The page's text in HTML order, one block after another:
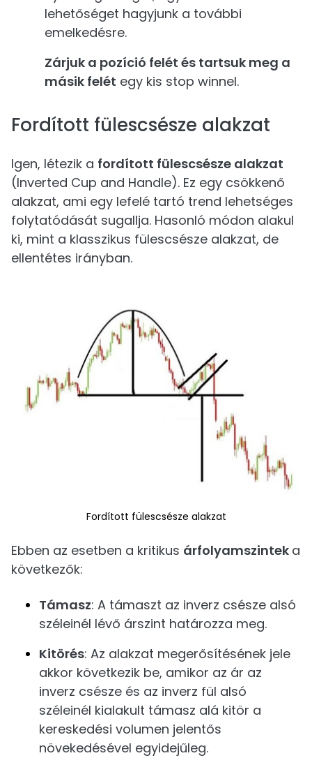
lehetőséget hagyjunk a további
emelkedésre.
Zárjuk a pozíció felét és tartsuk meg a
másik felét egy kis stop winnel.
Fordított fülescsésze alakzat
Igen, létezik a fordított fülescsésze alakzat
(Inverted Cup and Handle). Ez egy csökkenő
alakzat, ami egy lefelé tartó trend lehetséges
folytatódását sugallja. Hasonló módon alakul
ki, mint a klasszikus fülescsésze alakzat, de
ellentétes irányban.
Fordított fülescsésze alakzat
Ebben az esetben a kritikus árfolyamszintek a
következők:
Támasz: A támaszt az inverz csésze alsó
széleinél lévő árszint határozza meg.
Kitörés: Az alakzat megerősítésének jele
akkor következik be, amikor az ár az
inverz csésze és az inverz fül alsó
széleinél kialakult támasz alá kitör a
kereskedési volumen jelentős
növekedésével egyidejűleg.